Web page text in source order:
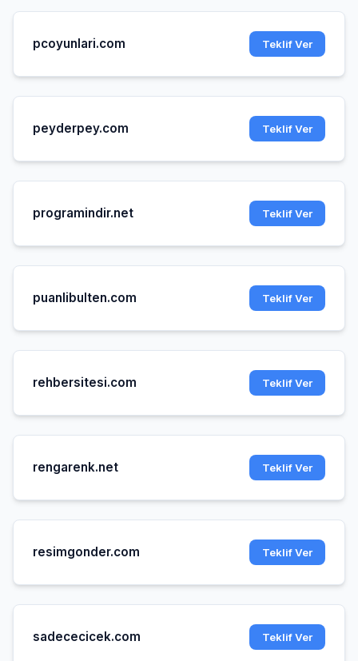
pcoyunlari.com Teklif Ver
peyderpey.com Teklif Ver
programindir.net Teklif Ver
puanlibulten.com Teklif Ver
rehbersitesi.com Teklif Ver
rengarenk.net Teklif Ver
resimgonder.com Teklif Ver
sadececicek.com Teklif Ver